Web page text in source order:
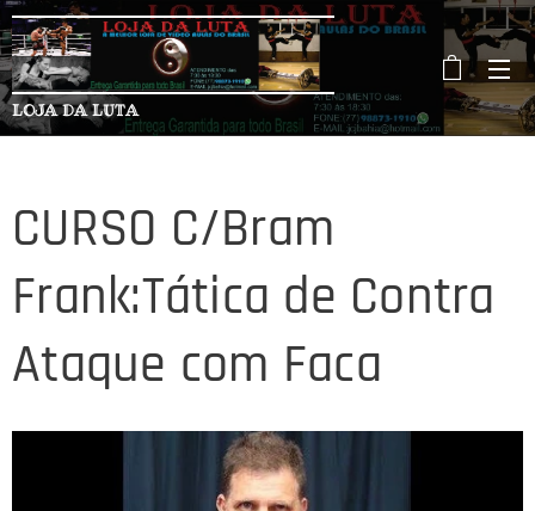
LOJA DA LUTA
CURSO C/Bram
Frank:Tática de Contra
Ataque com Faca